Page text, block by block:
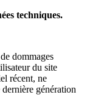
techniques.
dommages
du site
récent, ne
génération